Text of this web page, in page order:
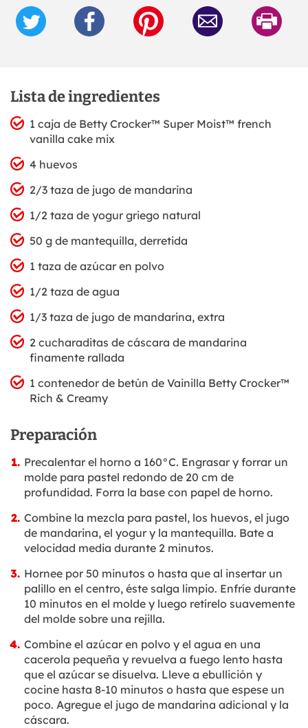
Lista de ingredientes
1 caja de Betty Crocker™ Super Moist™ french
vanilla cake mix
4 huevos
2/3 taza de jugo de mandarina
1/2 taza de yogur griego natural
50 g de mantequilla, derretida
1 taza de azúcar en polvo
1/2 taza de agua
1/3 taza de jugo de mandarina, extra
2 cucharaditas de cáscara de mandarina
finamente rallada
1 contenedor de betún de Vainilla Betty Crocker™
Rich & Creamy
Preparación
Precalentar el horno a 160°C. Engrasar y forrar un
molde para pastel redondo de 20 cm de
profundidad. Forra la base con papel de horno.
Combine la mezcla para pastel, los huevos, el jugo
de mandarina, el yogur y la mantequilla. Bate a
velocidad media durante 2 minutos.
Hornee por 50 minutos o hasta que al insertar un
palillo en el centro, éste salga limpio. Enfríe durante
10 minutos en el molde y luego retírelo suavemente
del molde sobre una rejilla.
Combine el azúcar en polvo y el agua en una
cacerola pequeña y revuelva a fuego lento hasta
que el azúcar se disuelva. Lleve a ebullición y
cocine hasta 8-10 minutos o hasta que espese un
poco. Agregue el jugo de mandarina adicional y la
cáscara.